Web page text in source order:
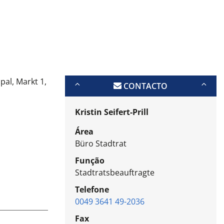
Markt 1, CONTACTO
Kristin Seifert-Prill
Área
Büro Stadtrat
Função
Stadtratsbeauftragte
Telefone
0049 3641 49-2036
Fax